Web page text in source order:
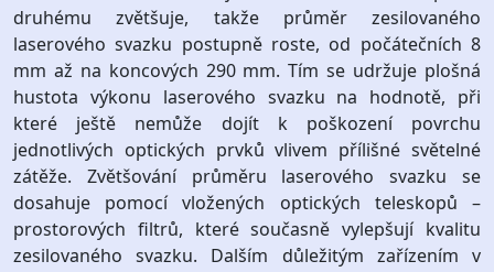
druhému zvětšuje, takže průměr zesilovaného
laserového svazku postupně roste, od počátečních 8
mm až na koncových 290 mm. Tím se udržuje plošná
hustota výkonu laserového svazku na hodnotě, při
které ještě nemůže dojít k poškození povrchu
jednotlivých optických prvků vlivem přílišné světelné
zátěže. Zvětšování průměru laserového svazku se
dosahuje pomocí vložených optických teleskopů –
prostorových filtrů, které současně vylepšují kvalitu
zesilovaného svazku. Dalším důležitým zařízením v